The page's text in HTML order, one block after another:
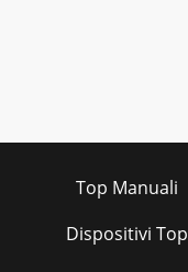
Top Manuali
Dispositivi Top